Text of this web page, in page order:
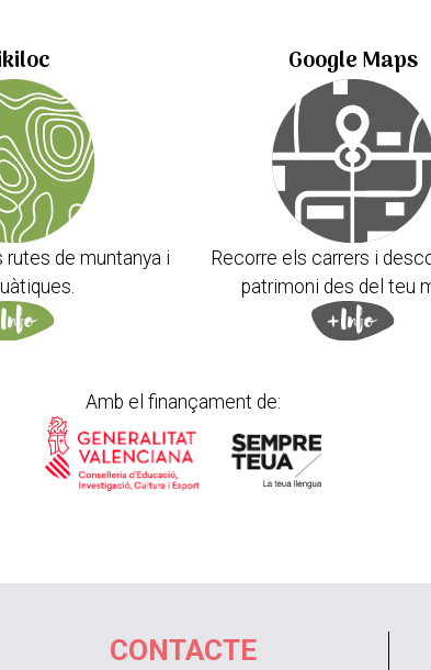
de muntanya i
Google Maps
Recorre els carrers i
patrimoni des del teu
Amb el finançament de:
CONTACTE